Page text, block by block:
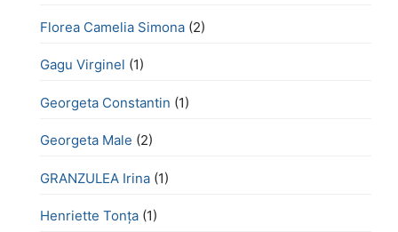
Florea Camelia Simona (2)
Gagu Virginel (1)
Georgeta Constantin (1)
Georgeta Male (2)
GRANZULEA Irina (1)
Henriette Tonţa (1)